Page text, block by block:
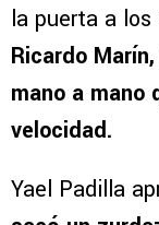
la puerta a
Ricardo
mano a mano
velocidad.
Yael Padilla